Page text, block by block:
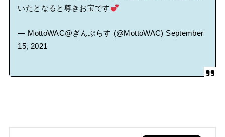
いたとなると尊きお宝です
— MottoWAC@ぎんぷらす (@MottoWAC) September
15, 2021